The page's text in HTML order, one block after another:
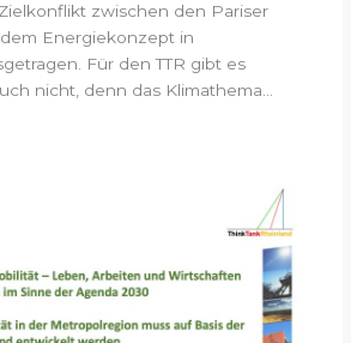
zwischen den Pariser
Energiekonzept in
Für den TTR gibt es
nicht, denn das Klimathema…